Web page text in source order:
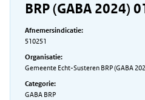
BRP (GABA 2024)
Afnemersindicatie:
510251
Organisatie:
Gemeente Echt-Susteren BRP (GABA
Categorie:
GABA BRP